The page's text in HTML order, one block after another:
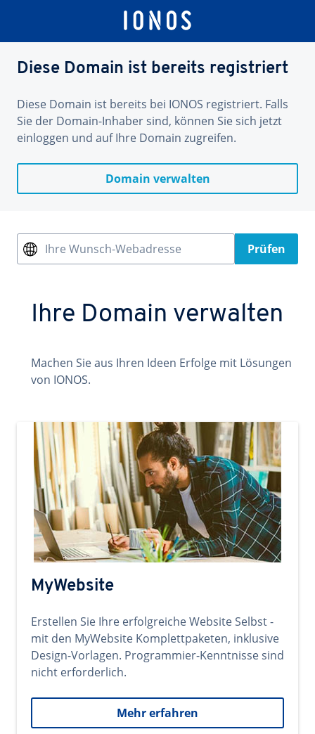
Diese Domain ist bereits registriert
Diese Domain ist bereits bei IONOS registriert. Falls
Sie der Domain-Inhaber sind, können Sie sich jetzt
einloggen und auf Ihre Domain zugreifen.
Domain verwalten
Ihre Wunsch-Webadresse Prüfen
Ihre Domain verwalten
Machen Sie aus Ihren Ideen Erfolge mit Lösungen
von IONOS.
MyWebsite
Erstellen Sie Ihre erfolgreiche Website Selbst -
mit den MyWebsite Komplettpaketen, inklusive
Design-Vorlagen. Programmier-Kenntnisse sind
nicht erforderlich.
Mehr erfahren